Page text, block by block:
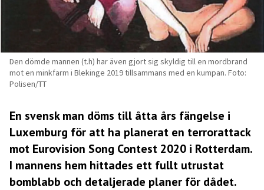
Den dömde mannen (t.h) har även gjort sig skyldig till en mordbrand
mot en minkfarm i Blekinge 2019 tillsammans med en kumpan. Foto:
Polisen/TT
En svensk man döms till åtta års fängelse i
Luxemburg för att ha planerat en terrorattack
mot Eurovision Song Contest 2020 i Rotterdam.
I mannens hem hittades ett fullt utrustat
bomblabb och detaljerade planer för dådet.